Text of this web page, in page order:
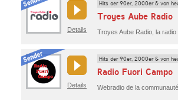
Details
Hits der 90er, 2000er & von
Troyes Aube Radio
Details
Hits der 90er, 2000er & von
Radio Fuori Campo